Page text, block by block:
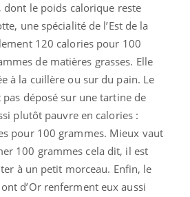
dont le poids calorique reste
une spécialité de l’Est de la
120 calories pour 100
de matières grasses. Elle
à la cuillère ou sur du pain. Le
pas déposé sur une tartine de
plutôt pauvre en calories :
pour 100 grammes. Mieux vaut
100 grammes cela dit, il est
à un petit morceau. Enfin, le
d’Or renferment eux aussi